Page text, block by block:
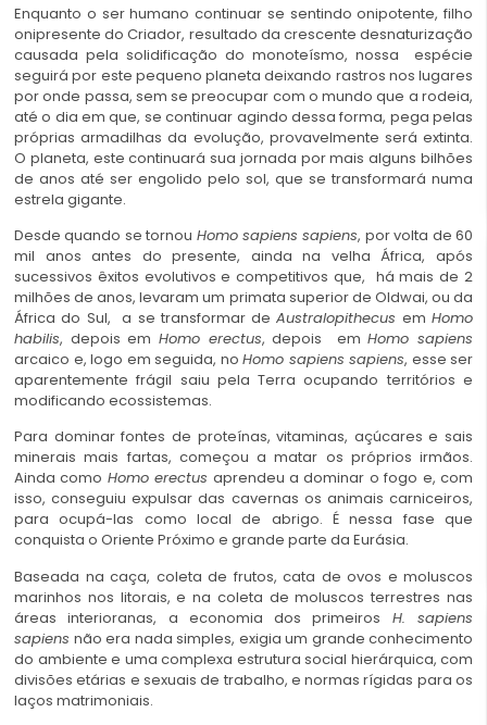
Enquanto o ser humano continuar se sentindo onipotente, filho
onipresente do Criador, resultado da crescente desnaturização
causada pela solidificação do monoteísmo, nossa espécie
seguirá por este pequeno planeta deixando rastros nos lugares
por onde passa, sem se preocupar com o mundo que a rodeia,
até o dia em que, se continuar agindo dessa forma, pega pelas
próprias armadilhas da evolução, provavelmente será extinta.
O planeta, este continuará sua jornada por mais alguns bilhões
de anos até ser engolido pelo sol, que se transformará numa
estrela gigante.
Desde quando se tornou Homo sapiens sapiens, por volta de 60
mil anos antes do presente, ainda na velha África, após
sucessivos êxitos evolutivos e competitivos que, há mais de 2
milhões de anos, levaram um primata superior de Oldwai, ou da
África do Sul, a se transformar deAustralopithecus emHomo
habilis, depois em Homo erectus, depois emHomo sapiens
arcaico e, logo em seguida, no Homo sapiens sapiens, esse ser
aparentemente frágil saiu pela Terra ocupando territórios e
modificando ecossistemas.
Para dominar fontes de proteínas, vitaminas, açúcares e sais
minerais mais fartas, começou a matar os próprios irmãos.
Ainda como Homo erectus aprendeu a dominar o fogo e, com
isso, conseguiu expulsar das cavernas os animais carniceiros,
para ocupá-las como local de abrigo. É nessa fase que
conquista o Oriente Próximo e grande parte da Eurásia.
Baseada na caça, coleta de frutos, cata de ovos e moluscos
marinhos nos litorais, e na coleta de moluscos terrestres nas
áreas interioranas, a economia dos primeiros H. sapiens
sapiens não era nada simples, exigia um grande conhecimento
do ambiente e uma complexa estrutura social hierárquica, com
divisões etárias e sexuais de trabalho, e normas rígidas para os
laços matrimoniais.